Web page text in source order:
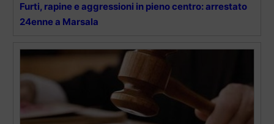
Furti, rapine e aggressioni in pieno centro: arrestato
24enne a Marsala